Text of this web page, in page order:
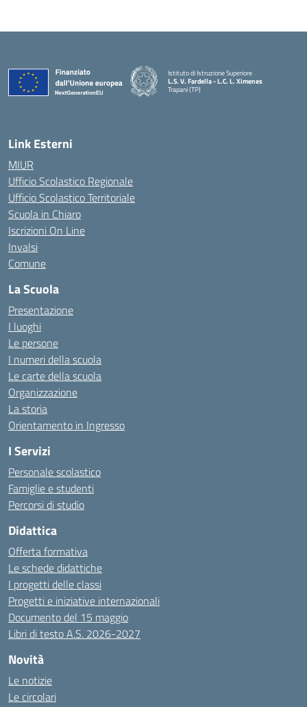
Istituto di Istruzione Superiore
L.S. V. Fardella - L.C. L. Ximenes
Trapani (TP)
Link Esterni
MIUR
Ufficio Scolastico Regionale
Ufficio Scolastico Territoriale
Scuola in Chiaro
Iscrizioni On Line
Invalsi
Comune
La Scuola
Presentazione
I luoghi
Le persone
I numeri della scuola
Le carte della scuola
Organizzazione
La storia
Orientamento in Ingresso
I Servizi
Personale scolastico
Famiglie e studenti
Percorsi di studio
Didattica
Offerta formativa
Le schede didattiche
I progetti delle classi
Progetti e iniziative internazionali
Documento del 15 maggio
Libri di testo A.S. 2026-2027
Novità
Le notizie
Le circolari